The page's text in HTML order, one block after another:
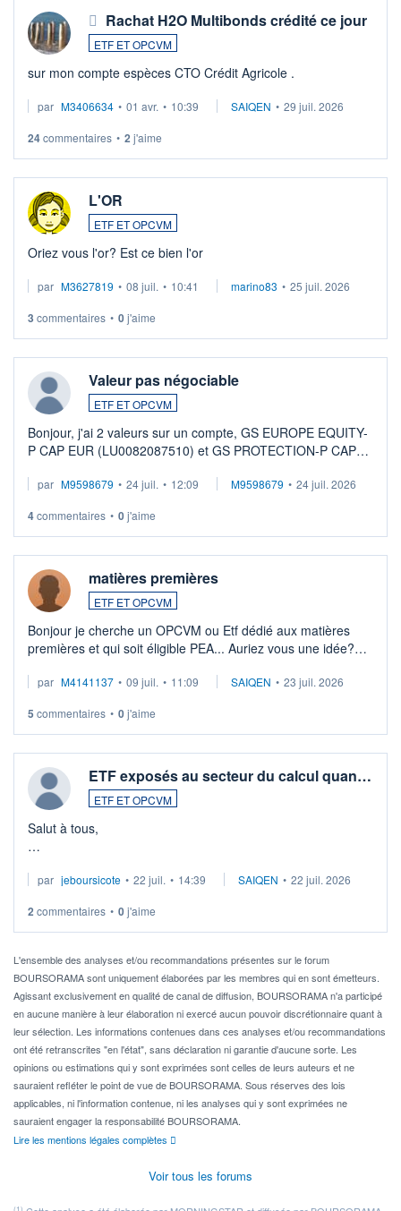
Rachat H2O Multibonds crédité ce jour
ETF ET OPCVM
sur mon compte espèces CTO Crédit Agricole .
par M3406634 • 01 avr. • 10:39 SAIQEN • 29 juil. 2026
24commentaires • 2 j'aime
L'OR
ETF ET OPCVM
Oriez vous l'or? Est ce bien l'or
par M3627819 • 08 juil. • 10:41 marino83 • 25 juil. 2026
3 commentaires • 0j'aime
Valeur pas négociable
ETF ET OPCVM
Bonjour, j'ai 2 valeurs sur un compte, GS EUROPE EQUITY-
P CAP EUR (LU0082087510) et GS PROTECTION-P CAP
veux procéder à la vente, on me signale ...
par M9598679 • 24 juil. • 12:09 M9598679 • 24 juil. 2026
4commentaires • 0j'aime
matières premières
ETF ET OPCVM
Bonjour je cherche un OPCVM ou Etf dédié aux matières
premières et qui soit éligible PEA... Auriez vous une idée?
par M4141137 • 09 juil. • 11:09 SAIQEN • 23 juil. 2026
5 commentaires • 0j'aime
ETF exposés au secteur du calcul quan…
ETF ET OPCVM
Salut à tous,
via un ETF plutôt que des actions individuelles.
Idéalement, je voudrais qu'il soit éligible au PEA.
Pour l' ...
par jeboursicote • 22 juil. • 14:39 SAIQEN • 22 juil. 2026
2 commentaires • 0j'aime
L'ensemble des analyses et/ou recommandations présentes sur le forum
BOURSORAMA sont uniquement élaborées par les membres qui en sont émetteurs.
Agissant exclusivement en qualité de canal de diffusion, BOURSORAMA n'a participé
en aucune manière à leur élaboration ni exercé aucun pouvoir discrétionnaire quant à
leur sélection. Les informations contenues dans ces analyses et/ou recommandations
ont été retranscrites "en l'état", sans déclaration ni garantie d'aucune sorte. Les
opinions ou estimations qui y sont exprimées sont celles de leurs auteurs et ne
sauraient refléter le point de vue de BOURSORAMA. Sous réserves des lois
applicables, ni l'information contenue, ni les analyses qui y sont exprimées ne
sauraient engager la responsabilité BOURSORAMA.
Lire les mentions légales complètes
Voir tous les forums
(1)